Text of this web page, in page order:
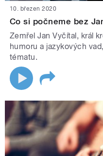
10. březen 2020
Co si počneme bez
Zemřel Jan Vyčítal, král
humoru a jazykových
tématu.